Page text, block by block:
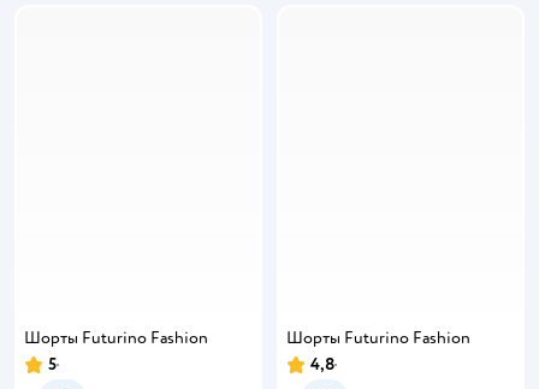
Шорты Futurino Fashion
5
Шорты Futurino Fashion
4,8